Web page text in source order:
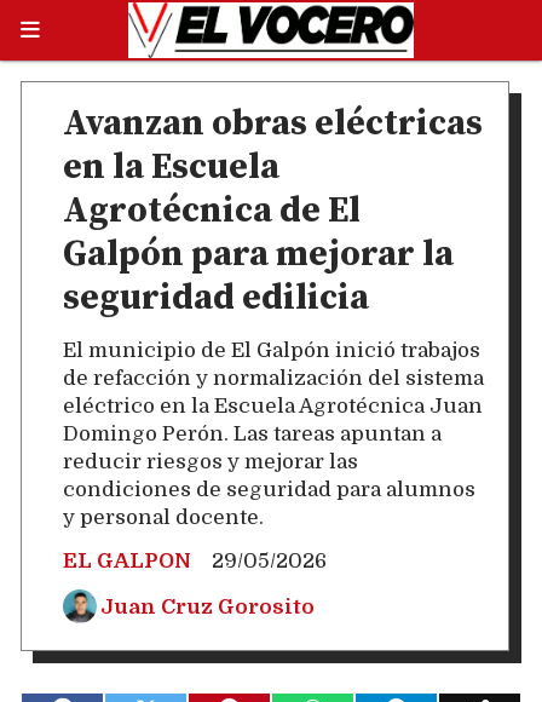
Avanzan obras eléctricas
en la Escuela
Agrotécnica de El
Galpón para mejorar la
seguridad edilicia
El municipio de El Galpón inició trabajos
de refacción y normalización del sistema
eléctrico en la Escuela Agrotécnica Juan
Domingo Perón. Las tareas apuntan a
reducir riesgos y mejorar las
condiciones de seguridad para alumnos
y personal docente.
EL GALPON
29/05/2026
Juan Cruz Gorosito